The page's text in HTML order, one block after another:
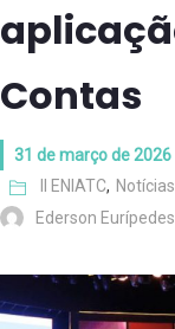
Contas
31 de março de 2026
II ENIATC,
Ederson